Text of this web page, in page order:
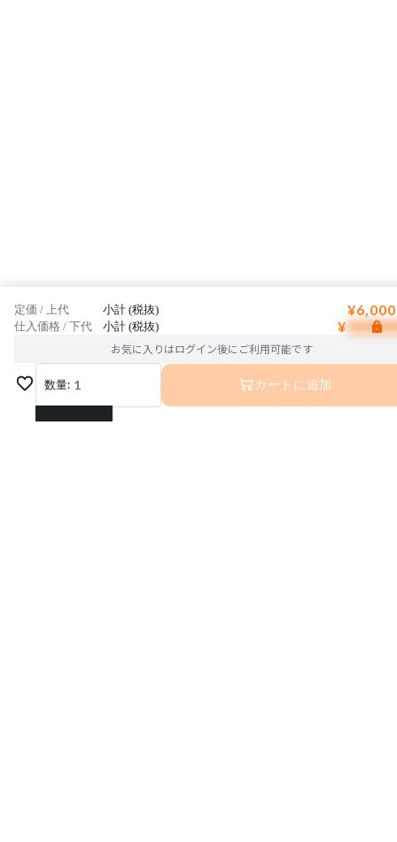
定価 / 上代 小計 (税抜)
仕入価格 / 下代 小計 (税抜) ¥
お気に入りはログイン後にご利用可能です
数量: 1
1
カートに追加